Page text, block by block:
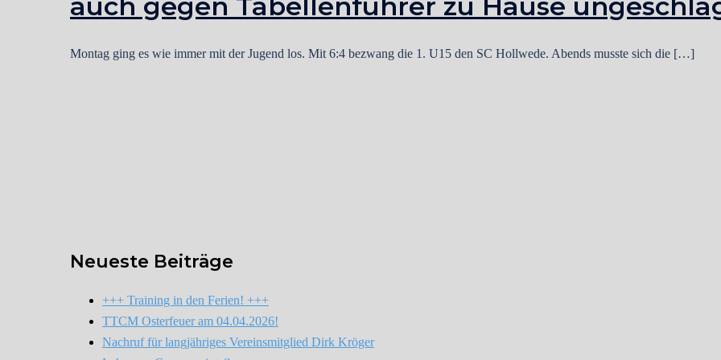
Montag ging es wie immer mit der Jugend los. Mit 6:4 bezwang die 1. U15 den SC Hollwede. Abends musste sich die […]
Neueste Beiträge
+++ Training in den Ferien! +++
TTCM Osterfeuer am 04.04.2026!
Nachruf für langjähriges Vereinsmitglied Dirk Kröger